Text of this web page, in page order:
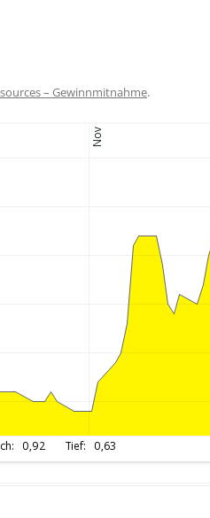
– Gewinnmitnahme.